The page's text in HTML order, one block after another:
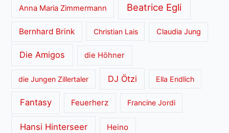
Anna Maria Zimmermann Beatrice Egli
Bernhard Brink Christian Lais Claudia Jung
Die Amigos die Höhner
die Jungen Zillertaler DJ Ötzi Ella Endlich
Fantasy Feuerherz Francine Jordi
Hansi Hinterseer Heino